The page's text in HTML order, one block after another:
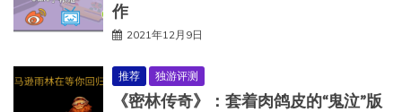
作
2021年12月9日
推荐 独游评测
《密林传奇》：套着肉鸽皮的“鬼泣”版